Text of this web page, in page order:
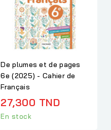
De plumes et de pages
6e (2025) - Cahier de
Français
27,300 TND
En stock